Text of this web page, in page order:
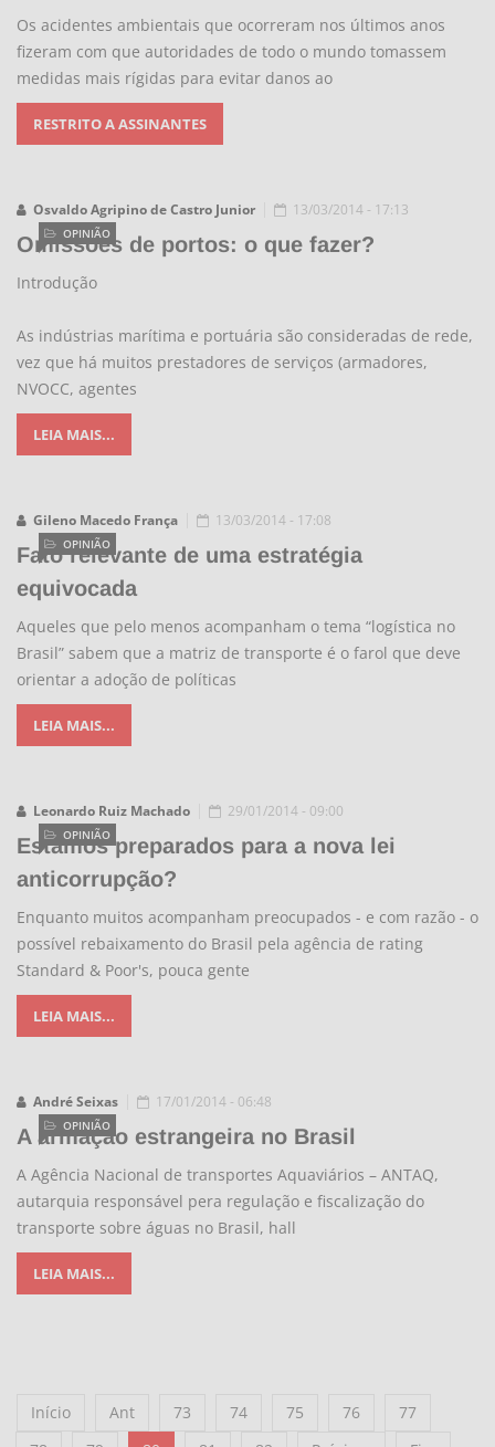
Os acidentes ambientais que ocorreram nos últimos anos
fizeram com que autoridades de todo o mundo tomassem
medidas mais rígidas para evitar danos ao
RESTRITO A ASSINANTES
Osvaldo Agripino de Castro Junior
OPINIÃO
13/03/2014 - 17:13
Omissões de portos: o que fazer?
Introdução
As indústrias marítima e portuária são consideradas de rede,
vez que há muitos prestadores de serviços (armadores,
NVOCC, agentes
LEIA MAIS...
Gileno Macedo França
OPINIÃO
13/03/2014 - 17:08
Fato relevante de uma estratégia
equivocada
Aqueles que pelo menos acompanham o tema “logística no
Brasil” sabem que a matriz de transporte é o farol que deve
orientar a adoção de políticas
LEIA MAIS...
Leonardo Ruiz Machado
OPINIÃO
29/01/2014 - 09:00
Estamos preparados para a nova lei
anticorrupção?
Enquanto muitos acompanham preocupados - e com razão - o
possível rebaixamento do Brasil pela agência de rating
Standard & Poor's, pouca gente
LEIA MAIS...
André Seixas
OPINIÃO
17/01/2014 - 06:48
A armação estrangeira no Brasil
A Agência Nacional de transportes Aquaviários – ANTAQ,
autarquia responsável pera regulação e fiscalização do
transporte sobre águas no Brasil, hall
LEIA MAIS...
Início Ant 73 74 75 76
77